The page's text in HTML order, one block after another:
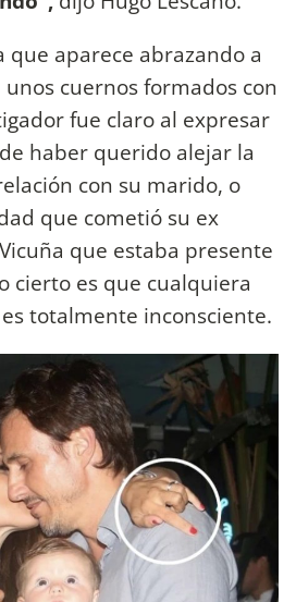
que aparece abrazando a
cuernos formados con
fue claro al expresar
haber querido alejar la
con su marido, o
que cometió su ex
que estaba presente
cierto es que cualquiera
totalmente inconsciente.